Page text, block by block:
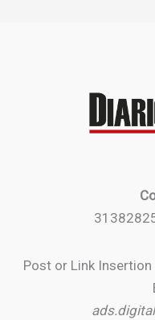
Post or Link